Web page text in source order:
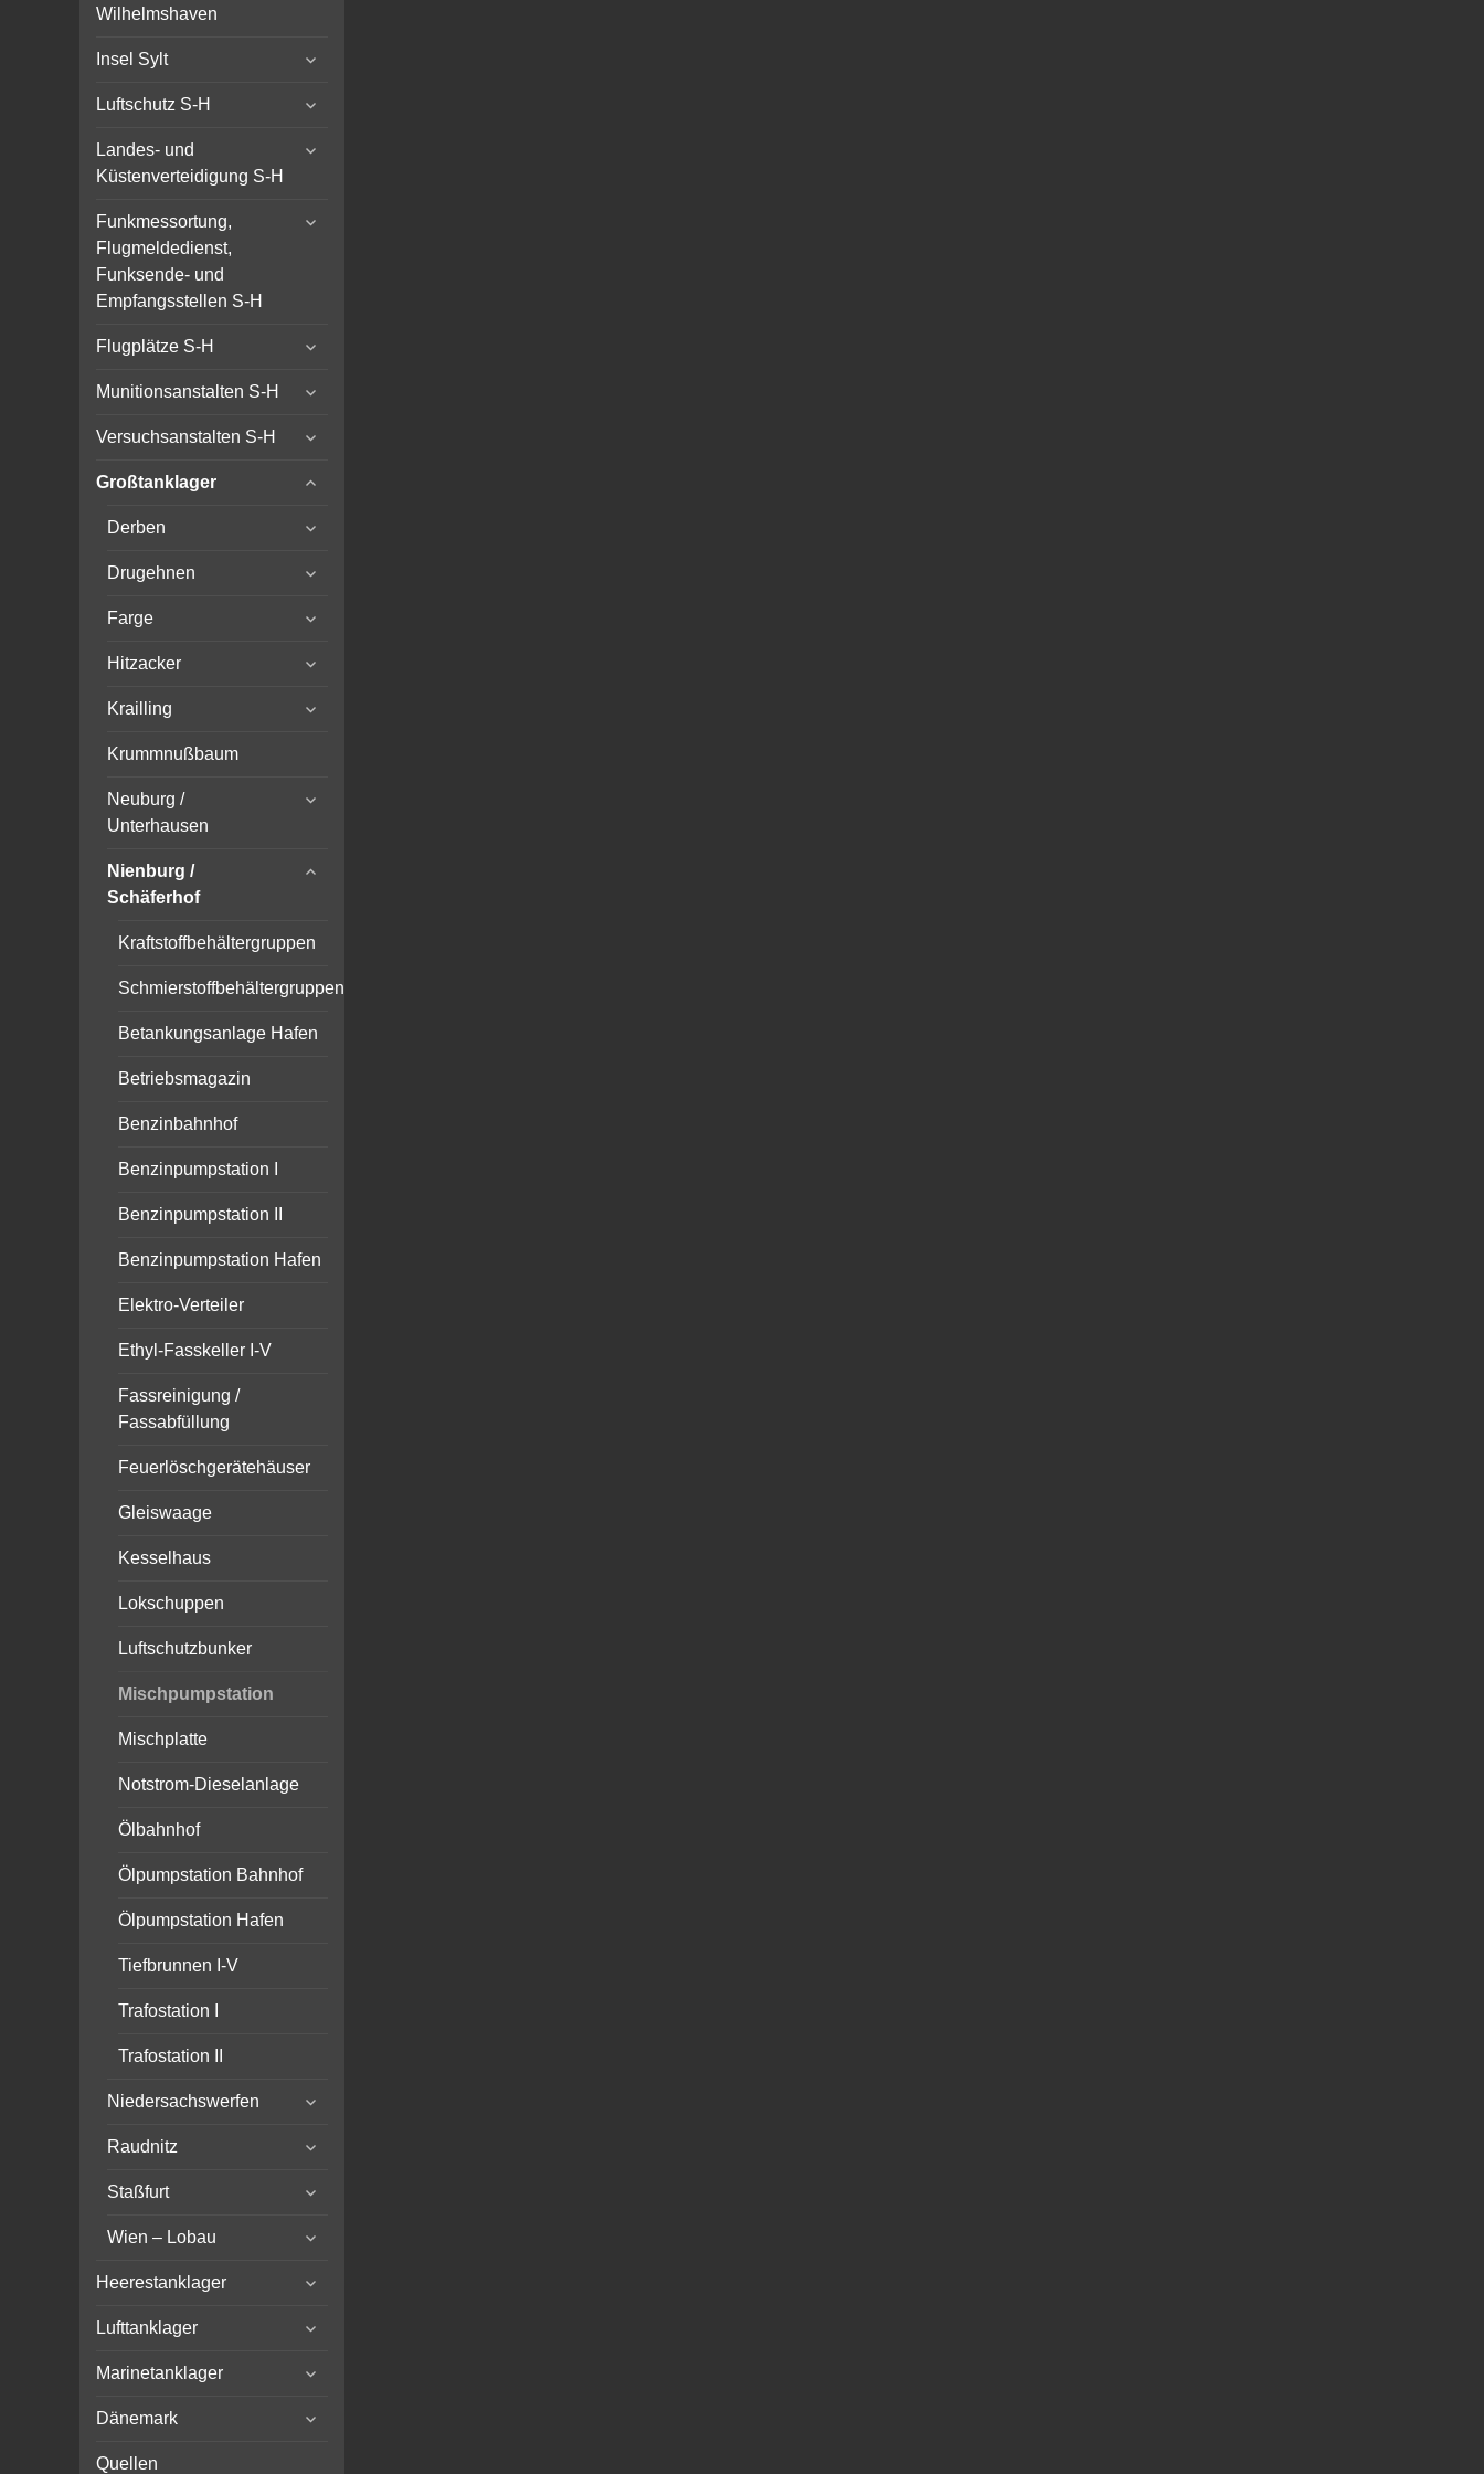
Wilhelmshaven
Insel Sylt
expand
menu
Luftschutz S-H
expand
menu
Landes- und
Küstenverteidigung S-H
expand
Funkmessortung,
Flugmeldedienst,
Funksende- und
Empfangsstellen S-H
expand
Flugplätze S-H
expand
menu
Munitionsanstalten S-H
expand
menu
Versuchsanstalten S-H
expand
menu
Großtanklager
expand
menu
Derben
expand
menu
Drugehnen
expand
menu
Farge
expand
menu
Hitzacker
expand
menu
Krailling
expand
Krummnußbaum
Neuburg /
Unterhausen
expand
Nienburg /
Schäferhof
expand
Kraftstoffbehältergruppen
Schmierstoffbehältergruppen
Betankungsanlage Hafen
Betriebsmagazin
Benzinbahnhof
Benzinpumpstation I
Benzinpumpstation II
Benzinpumpstation Hafen
Elektro-Verteiler
Ethyl-Fasskeller I-V
Fassreinigung /
Fassabfüllung
Feuerlöschgerätehäuser
Gleiswaage
Kesselhaus
Lokschuppen
Luftschutzbunker
Mischpumpstation
Mischplatte
Notstrom-Dieselanlage
Ölbahnhof
Ölpumpstation Bahnhof
Ölpumpstation Hafen
Tiefbrunnen I-V
Trafostation I
Trafostation II
Niedersachswerfen
expand
menu
Raudnitz
expand
menu
Staßfurt
expand
menu
Wien – Lobau
expand
menu
Heerestanklager
expand
menu
Lufttanklager
expand
menu
Marinetanklager
expand
menu
Dänemark
expand
Quellen